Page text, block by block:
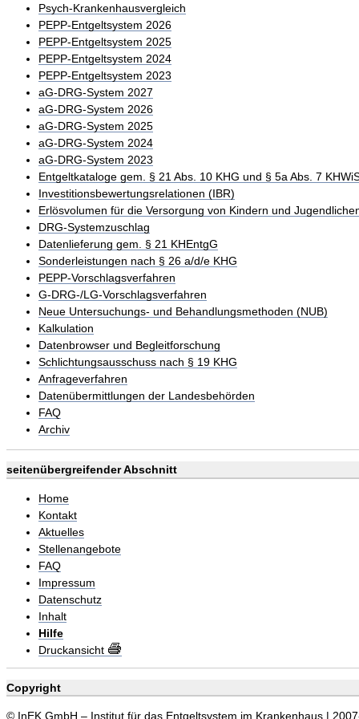
Psych-Krankenhausvergleich
PEPP-Entgeltsystem 2026
PEPP-Entgeltsystem 2025
PEPP-Entgeltsystem 2024
PEPP-Entgeltsystem 2023
aG-DRG-System 2027
aG-DRG-System 2026
aG-DRG-System 2025
aG-DRG-System 2024
aG-DRG-System 2023
Entgeltkataloge gem. § 21 Abs. 10 KHG und § 5a Abs. 7
Investitionsbewertungsrelationen (IBR)
Erlösvolumen für die Versorgung von Kindern und
DRG-Systemzuschlag
Datenlieferung gem. § 21 KHEntgG
Sonderleistungen nach § 26 a/d/e KHG
PEPP-Vorschlagsverfahren
G-DRG-/LG-Vorschlagsverfahren
Neue Untersuchungs- und Behandlungsmethoden (NUB)
Kalkulation
Datenbrowser und Begleitforschung
Schlichtungsausschuss nach § 19 KHG
Anfrageverfahren
Datenübermittlungen der Landesbehörden
FAQ
Archiv
seitenübergreifender Abschnitt
Home
Kontakt
Aktuelles
Stellenangebote
FAQ
Impressum
Datenschutz
Inhalt
Hilfe
Druckansicht
Copyright
© InEK GmbH – Institut für das Entgeltsystem im Krankenhaus |